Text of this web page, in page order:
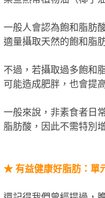
一般人會認為飽和脂肪
適量攝取天然的飽和脂
不過，若攝取過多飽和
可能造成肥胖，也會提
一般來說，非素食者日
脂肪酸，因此不需特別
★有益健康好脂肪：單